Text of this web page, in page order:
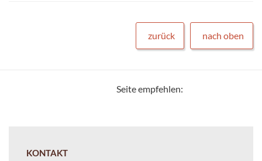
zurück nach oben
Seite empfehlen:
KONTAKT